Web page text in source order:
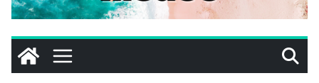
WORRY FREE” โปรแกรมดูแลคุณภาพฟิล์มสีหลังการขาย
ยกระดับความมั่นใจลูกค้าด้วยผลิตภัณฑ์คุณภาพและ
บริการหลังการขายที่ครบวงจร
เริ่มแล้ว! อ.ต.ก.แฟร์ 4 ภาค @ภาคกลาง “มนต์เสน่ห์เกษตร
ไทย สู่ใจกลางมหานคร” ชวนชิม ช้อป สินค้าเกษตร
คุณภาพจากทั่วไทย วันนี้ – 8 สิงหาคมนี้ ณ ลานคนเมือง